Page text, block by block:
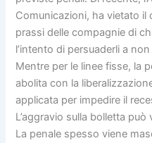
Comunicazioni, ha vietato il
prassi delle compagnie di
l’intento di persuaderli a
Mentre per le linee fisse, la
abolita con la
applicata per impedire il
L’aggravio sulla bolletta
La penale spesso viene